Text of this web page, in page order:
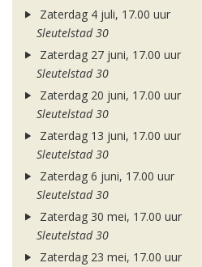
Zaterdag 4 juli, 17.00 uur
Sleutelstad 30
Zaterdag 27 juni, 17.00 uur
Sleutelstad 30
Zaterdag 20 juni, 17.00 uur
Sleutelstad 30
Zaterdag 13 juni, 17.00 uur
Sleutelstad 30
Zaterdag 6 juni, 17.00 uur
Sleutelstad 30
Zaterdag 30 mei, 17.00 uur
Sleutelstad 30
Zaterdag 23 mei, 17.00 uur